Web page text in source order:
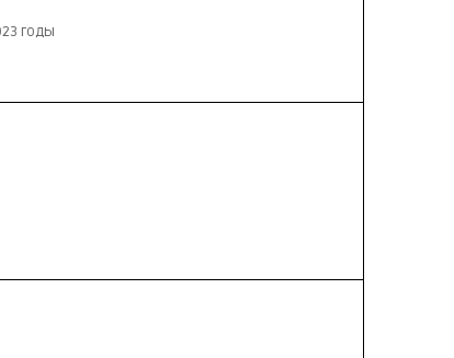
годы